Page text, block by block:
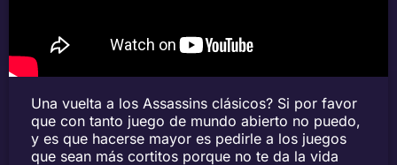
Una vuelta a los Assassins clásicos? Si por favor
que con tanto juego de mundo abierto no puedo,
y es que hacerse mayor es pedirle a los juegos
que sean más cortitos porque no te da la vida